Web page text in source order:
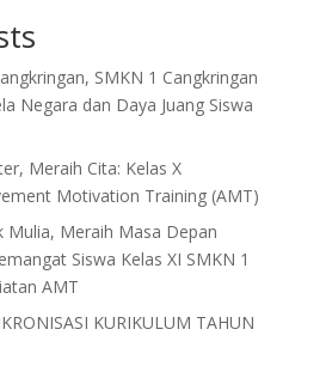
SMKN 1 Cangkringan
Negara dan Daya Juang Siswa
Meraih Cita: Kelas X
Motivation Training (AMT)
Mulia, Meraih Masa Depan
Siswa Kelas XI SMKN 1
AMT
KURIKULUM TAHUN